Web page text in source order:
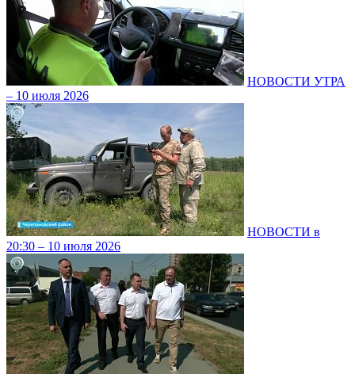
НОВОСТИ УТРА
– 10 июля 2026
НОВОСТИ в
20:30 – 10 июля 2026